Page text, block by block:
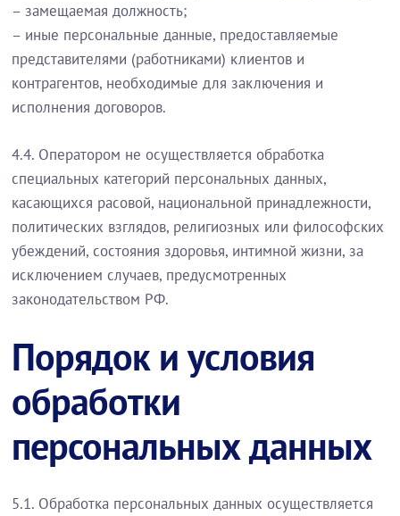
– замещаемая должность;
– иные персональные данные, предоставляемые
представителями (работниками) клиентов и
контрагентов, необходимые для заключения и
исполнения договоров.
4.4. Оператором не осуществляется обработка
специальных категорий персональных данных,
касающихся расовой, национальной принадлежности,
политических взглядов, религиозных или философских
убеждений, состояния здоровья, интимной жизни, за
исключением случаев, предусмотренных
законодательством РФ.
Порядок и условия
обработки
персональных данных
5.1. Обработка персональных данных осуществляется